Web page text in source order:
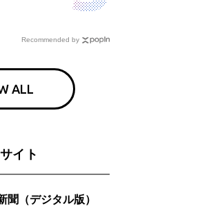
もう一つの「終戦の
Recommended by
ALL
イト
聞（デジタル版）